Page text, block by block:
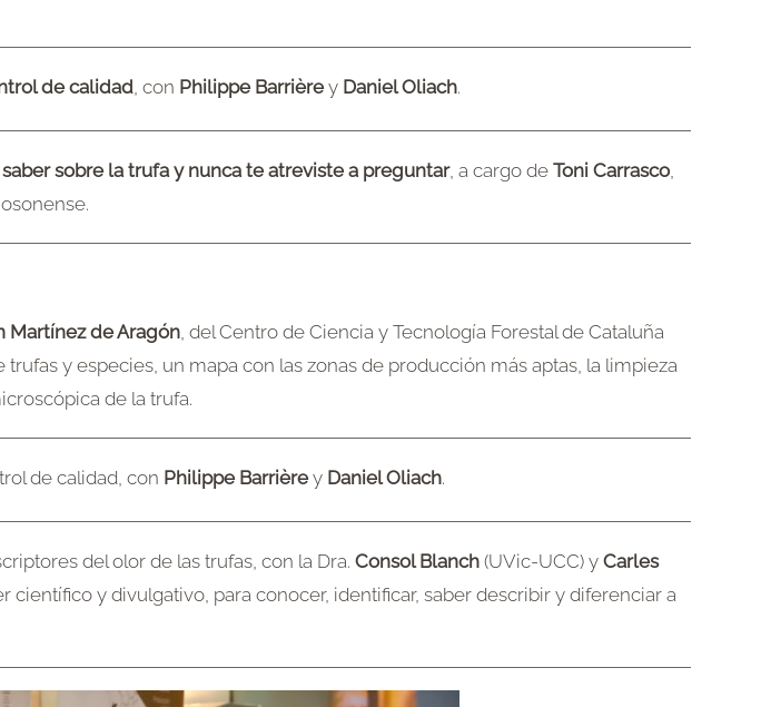
de calidad, con Philippe Barrièrey Daniel Oliach.
sobre la trufa y nunca te atreviste a preguntar, a cargo de Toni Carrasco,
Martínez de Aragón, del Centro de Ciencia y Tecnología Forestal de Cataluña
trufas y especies, un mapa con las zonas de producción más aptas, la limpieza
de la trufa.
de calidad, con Philippe Barrièrey Daniel Oliach.
del olor de las trufas, con la Dra. Consol Blanch(UVic-UCC) y Carles
científico y divulgativo, para conocer, identificar, saber describir y diferenciar a